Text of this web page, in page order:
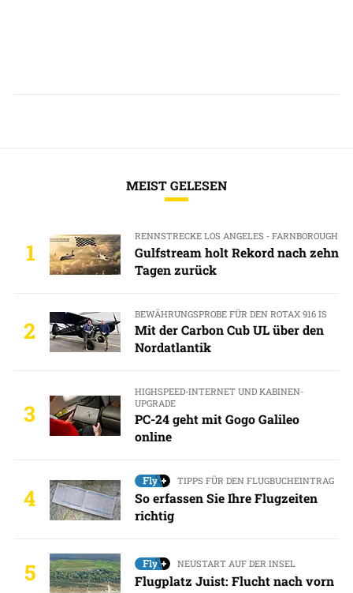
MEIST GELESEN
1
RENNSTRECKE LOS ANGELES - FARNBOROUGH
Gulfstream holt Rekord nach zehn
Tagen zurück
2
BEWÄHRUNGSPROBE FÜR DEN ROTAX 916 IS
Mit der Carbon Cub UL über den
Nordatlantik
3
HIGHSPEED-INTERNET UND KABINEN-
UPGRADE
PC-24 geht mit Gogo Galileo
online
4
TIPPS FÜR DEN FLUGBUCHEINTRAG
So erfassen Sie Ihre Flugzeiten
richtig
5 NEUSTART AUF DER INSEL
Flugplatz Juist: Flucht nach vorn